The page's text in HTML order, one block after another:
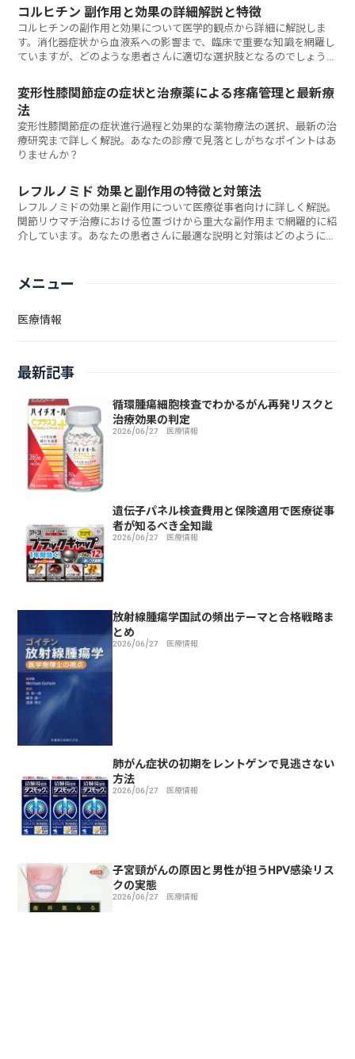
コルヒチン 副作用と効果の詳細解説と特徴
コルヒチンの副作用と効果について医学的観点から詳細に解説しま
す。消化器症状から血液系への影響まで、臨床で重要な知識を網羅し
ていますが、どのような患者さんに適切な選択肢となるのでしょう
変形性膝関節症の症状と治療薬による疼痛管理と最新療
法
変形性膝関節症の症状進行過程と効果的な薬物療法の選択、最新の治
療研究まで詳しく解説。あなたの診療で見落としがちなポイントはあ
りませんか？
レフルノミド 効果と副作用の特徴と対策法
レフルノミドの効果と副作用について医療従事者向けに詳しく解説。
関節リウマチ治療における位置づけから重大な副作用まで網羅的に紹
介しています。あなたの患者さんに最適な説明と対策はどのように伝
メニュー
医療情報
最新記事
循環腫瘍細胞検査でわかるがん再発リスクと
治療効果の判定
2026/06/27 医療情報
遺伝子パネル検査費用と保険適用で医療従事
者が知るべき全知識
2026/06/27 医療情報
放射線腫瘍学国試の頻出テーマと合格戦略ま
とめ
2026/06/27 医療情報
肺がん症状の初期をレントゲンで見逃さない
方法
2026/06/27 医療情報
子宮頸がんの原因と男性が担うHPV感染リス
クの実態
2026/06/27 医療情報